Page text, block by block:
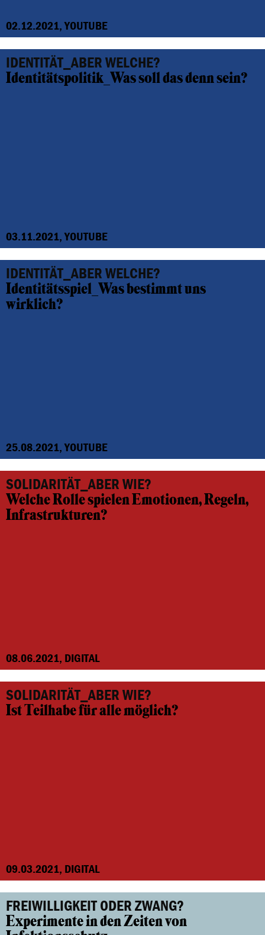
02.12.2021, YOUTUBE
IDENTITÄT_ABER WELCHE?
Identitätspolitik_Was soll das denn sein?
03.11.2021, YOUTUBE
IDENTITÄT_ABER WELCHE?
Identitätsspiel_Was bestimmt uns
wirklich?
25.08.2021, YOUTUBE
SOLIDARITÄT_ABER WIE?
Welche Rolle spielen Emotionen, Regeln,
Infrastrukturen?
08.06.2021, DIGITAL
SOLIDARITÄT_ABER WIE?
Ist Teilhabe für alle möglich?
09.03.2021, DIGITAL
FREIWILLIGKEIT ODER ZWANG?
Experimente in den Zeiten von